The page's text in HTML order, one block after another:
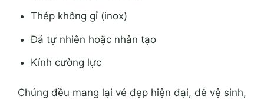
Thép không gỉ (inox)
Đá tự nhiên hoặc nhân tạo
Kính cường lực
Chúng đều mang lại vẻ đẹp hiện đại, dễ vệ sinh,